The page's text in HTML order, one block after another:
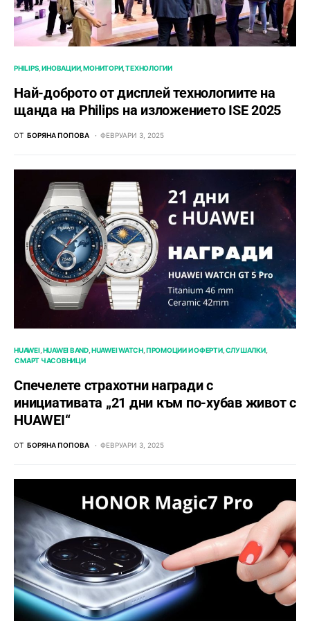
PHILIPS ИНОВАЦИИ МОНИТОРИ ТЕХНОЛОГИИ
Най-доброто от дисплей технологиите на
щанда на Philips на изложението ISE 2025
ОТ БОРЯНА ПОПОВА ФЕВРУАРИ 3, 2025
HUAWEI HUAWEI BAND HUAWEI WATCH ПРОМОЦИИ И ОФЕРТИ СЛУШАЛКИ
СМАРТ ЧАСОВНИЦИ
Спечелете страхотни награди с
инициативата „21 дни към по-хубав живот с
HUAWEI“
ОТ БОРЯНА ПОПОВА ФЕВРУАРИ 3, 2025